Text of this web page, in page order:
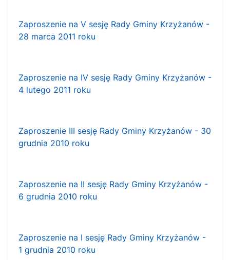
Zaproszenie na V sesję Rady Gminy Krzyżanów -
28 marca 2011 roku
Zaproszenie na IV sesję Rady Gminy Krzyżanów -
4 lutego 2011 roku
Zaproszenie III sesję Rady Gminy Krzyżanów - 30
grudnia 2010 roku
Zaproszenie na II sesję Rady Gminy Krzyżanów -
6 grudnia 2010 roku
Zaproszenie na I sesję Rady Gminy Krzyżanów -
1 grudnia 2010 roku